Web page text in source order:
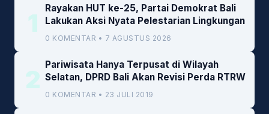
1
Rayakan HUT ke-25, Partai Demokrat Bali
Lakukan Aksi Nyata Pelestarian Lingkungan
0 KOMENTAR • 7 AGUSTUS 2026
2
Pariwisata Hanya Terpusat di Wilayah
Selatan, DPRD Bali Akan Revisi Perda RTRW
0 KOMENTAR • 23 JULI 2019